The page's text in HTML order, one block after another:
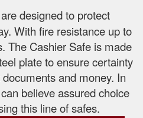
are designed to protect
With fire resistance up to
The Cashier Safe is made
plate to ensure certainty
and money. In
believe assured choice
this line of safes.